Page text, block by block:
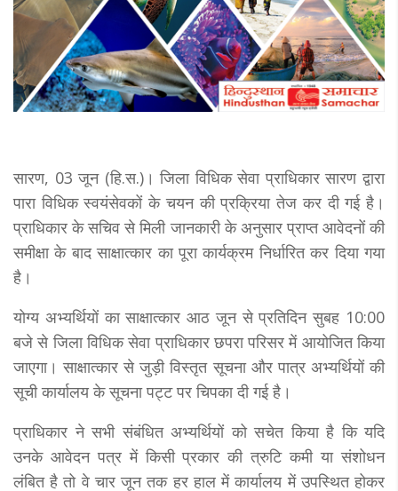
सारण, 03 जून (हि.स.)। जिला विधिक सेवा प्राधिकार सारण द्वारा
पारा विधिक स्वयंसेवकों के चयन की प्रक्रिया तेज कर दी गई है।
प्राधिकार के सचिव से मिली जानकारी के अनुसार प्राप्त आवेदनों की
समीक्षा के बाद साक्षात्कार का पूरा कार्यक्रम निर्धारित कर दिया गया
है।
योग्य अभ्यर्थियों का साक्षात्कार आठ जून से प्रतिदिन सुबह 10:00
बजे से जिला विधिक सेवा प्राधिकार छपरा परिसर में आयोजित किया
जाएगा। साक्षात्कार से जुड़ी विस्तृत सूचना और पात्र अभ्यर्थियों की
सूची कार्यालय के सूचना पट्ट पर चिपका दी गई है।
प्राधिकार ने सभी संबंधित अभ्यर्थियों को सचेत किया है कि यदि
उनके आवेदन पत्र में किसी प्रकार की त्रुटि कमी या संशोधन
लंबित है तो वे चार जून तक हर हाल में कार्यालय में उपस्थित होकर